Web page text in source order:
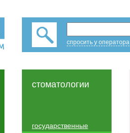
спросить у оператора
стоматологии
государственные